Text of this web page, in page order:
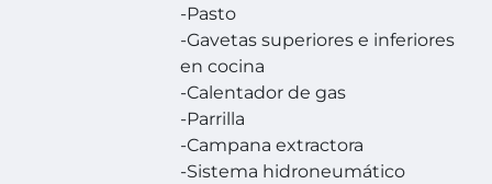
-Pasto
-Gavetas superiores e inferiores
en cocina
-Calentador de gas
-Parrilla
-Campana extractora
-Sistema hidroneumático